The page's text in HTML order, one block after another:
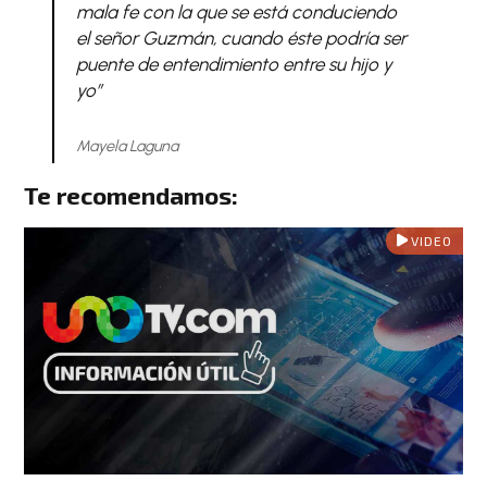
mala fe con la que se está conduciendo
el señor Guzmán, cuando éste podría ser
puente de entendimiento entre su hijo y
yo”
Mayela Laguna
Te recomendamos:
VIDEO